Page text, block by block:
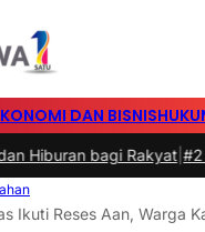
DAN BISNIS
bagi Rakyat|#2 -
Ikuti Reses Aan, Warga